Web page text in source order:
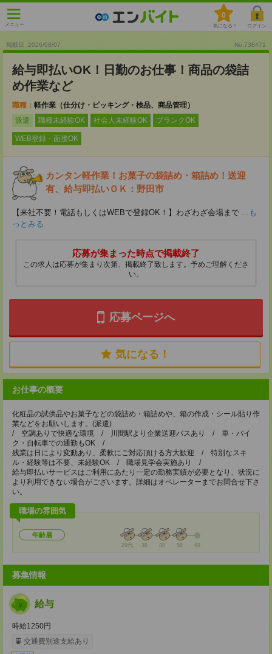
メニュー
0
気になる！ ログイン
掲載日 :2026/08/07 No.738471
給与即払いOK！日勤のお仕事！商品の袋詰
め作業など
職種： 軽作業（仕分け・ピッキング・検品、商品管理）
派遣
職種未経験OK 社会人未経験OK ブランクOK
WEB登録・面接OK
カンタン軽作業！お菓子の袋詰め・箱詰め！送迎
有、給与即払いＯＫ：野田市
【来社不要！電話もしくはWEBで登録OK！】わざわざ会場まで ...も
っとみる
応募が集まった時点で掲載終了
この求人は応募が集まり次第、掲載終了致します。予めご理解くださ
い。
応募ページへ
気になる！
お仕事の概要
化粧品の試供品やお菓子などの袋詰め・箱詰めや、箱の作成・シール貼り作
業などをお願いします。(派遣)
/ 空調ありで快適な環境 / 川間駅より企業送迎バスあり / 車・バイ
ク・自転車での通勤もOK /
残業は日により変動あり、柔軟にご対応頂ける方大歓迎 / 特別なスキ
ル・経験等は不要、未経験OK / 職場見学会実施あり /
給与即払いサービスはご利用にあたり一定の勤務実績が必要となり、状況に
より利用できない場合がございます。詳細はオペレーターまでお問合せ下さ
い。
職場の雰囲気
年齢層
20代 30 40 50 60
募集情報
給与
時給1250円
交通費別途支給あり